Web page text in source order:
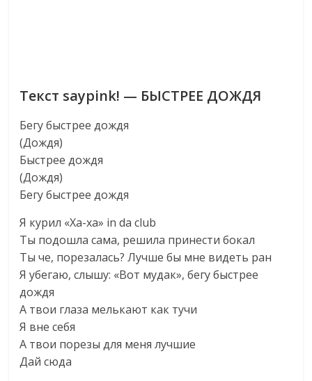
Текст saypink! — БЫСТРЕЕ ДОЖДЯ
Бегу быстрее дождя
(Дождя)
Быстрее дождя
(Дождя)
Бегу быстрее дождя
Я курил «Ха-ха» in da club
Ты подошла сама, решила принести бокал
Ты че, порезалась? Лучше бы мне видеть ран
Я убегаю, слышу: «Вот мудак», бегу быстрее
дождя
А твои глаза мелькают как тучи
Я вне себя
А твои порезы для меня лучшие
Дай сюда